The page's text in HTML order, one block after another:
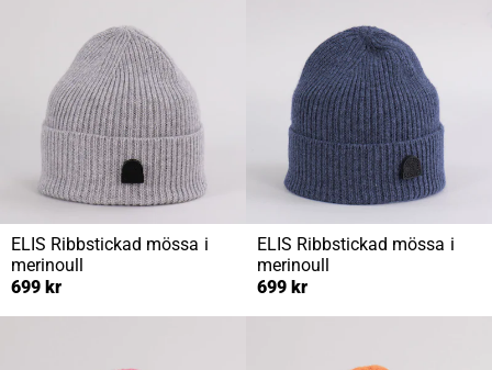
ELIS Ribbstickad mössa i
merinoull
699 kr
ELIS Ribbstickad mössa i
merinoull
699 kr